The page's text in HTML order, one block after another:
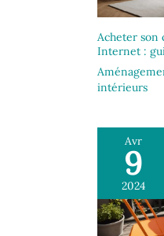
Acheter son
Internet :
intérieurs
Avr
9
2024